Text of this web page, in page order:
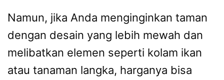
Namun, jika Anda menginginkan taman
dengan desain yang lebih mewah dan
melibatkan elemen seperti kolam ikan
atau tanaman langka, harganya bisa